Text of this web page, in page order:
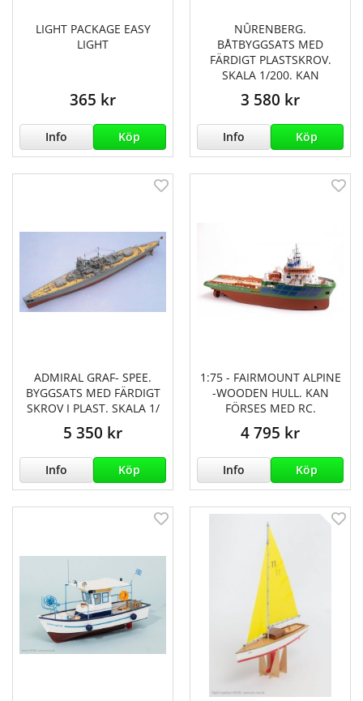
LIGHT PACKAGE EASY
LIGHT
365 kr
Info Köp
NÛRENBERG.
BÅTBYGGSATS MED
FÄRDIGT PLASTSKROV.
SKALA 1/200. KAN
3 580 kr
Info Köp
ADMIRAL GRAF- SPEE.
BYGGSATS MED FÄRDIGT
SKROV I PLAST. SKALA 1/
5 350 kr
Info Köp
1:75 - FAIRMOUNT ALPINE
-WOODEN HULL. KAN
FÖRSES MED RC.
4 795 kr
Info Köp